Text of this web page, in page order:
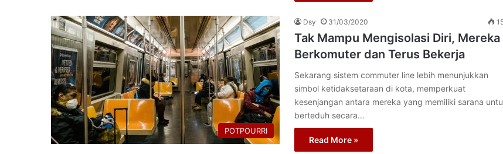
POTPOURRI
Dsy 31/03/2020
Tak Mampu Mengisolasi Diri, Mereka
Berkomuter dan Terus Bekerja
Sekarang sistem commuter line lebih menunjukkan
simbol ketidaksetaraan di kota, memperkuat
kesenjangan antara mereka yang memiliki sarana
berteduh secara…
Read More »